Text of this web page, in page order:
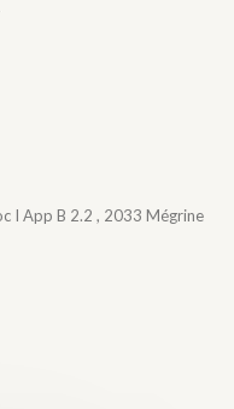
I App B 2.2 , 2033 Mégrine